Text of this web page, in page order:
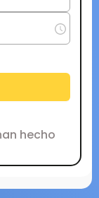
hecho